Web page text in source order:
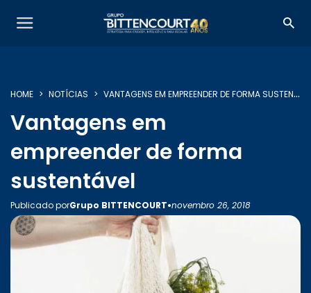
SOBRE NÓS
SERVIÇOS
HOME NOTÍCIAS VANTAGENS EM EMPREENDER DE FORMA SUSTENTÁVEL
Vantagens em
empreender de forma
sustentável
Publicado porGrupo BITTENCOURT•novembro 26, 2018